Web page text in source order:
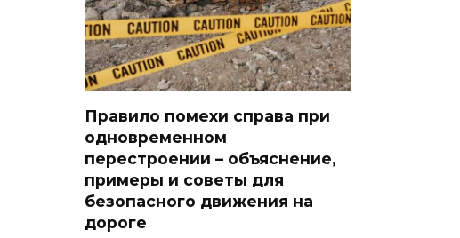
Правило помехи справа при
одновременном
перестроении – объяснение,
примеры и советы для
безопасного движения на
дороге